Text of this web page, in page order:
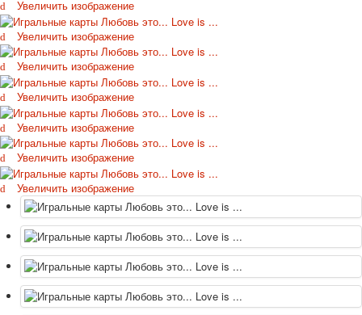
Октябрьская революция
С рождеством
Пасха
9 мая - день победы
Разные пожелания
1 сентября школа
Приглашение
Новости
Новости карточных колод
Новости открыток
О сайте
Ссылки
Наше видео
доставка
Избранное
Увеличить изображение
Увеличить изображение
Увеличить изображение
Увеличить изображение
Увеличить изображение
Увеличить изображение
Увеличить изображение